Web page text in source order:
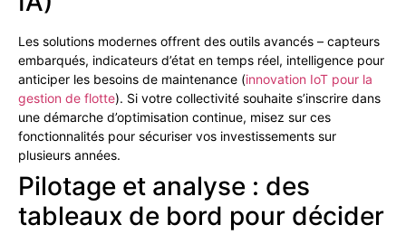
Les solutions modernes offrent des outils avancés – capteurs
embarqués, indicateurs d’état en temps réel, intelligence pour
anticiper les besoins de maintenance (innovation IoT pour la
gestion de flotte). Si votre collectivité souhaite s’inscrire dans
une démarche d’optimisation continue, misez sur ces
fonctionnalités pour sécuriser vos investissements sur
plusieurs années.
Pilotage et analyse : des
tableaux de bord pour décider